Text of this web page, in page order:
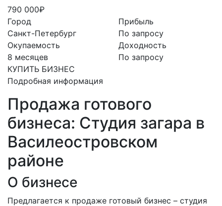
790 000₽
Город
Санкт-Петербург
Окупаемость
8 месяцев
КУПИТЬ БИЗНЕС
Прибыль
По запросу
Доходность
По запросу
Подробная информация
Продажа готового
бизнеса: Студия загара в
Василеостровском
районе
О бизнесе
Предлагается к продаже готовый бизнес – студия